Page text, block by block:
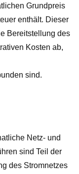
Grundpreis
enthält. Dieser
Bereitstellung des
Kosten ab,
sind.
Netz- und
sind Teil der
des Stromnetzes